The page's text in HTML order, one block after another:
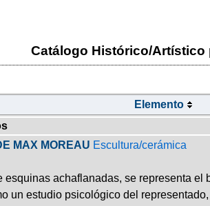
Catálogo Histórico/Artístico
Elemento
MAX MOREAU Escultura/cerámica
esquinas achaflanadas, se representa
un estudio psicológico del